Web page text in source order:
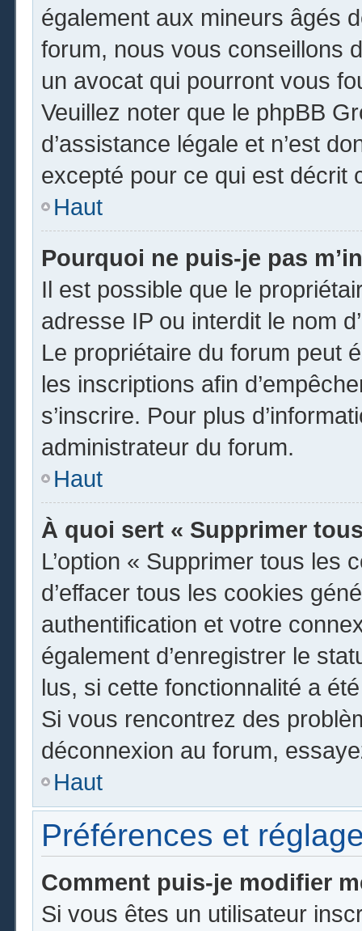
également aux mineurs âgés
forum, nous vous conseillons
un avocat qui pourront vous
Veuillez noter que le phpBB
d’assistance légale et n’est
excepté pour ce qui est décrit
Haut
Pourquoi ne puis-je pas
Il est possible que le
adresse IP ou interdit le nom
Le propriétaire du forum peut
les inscriptions afin
s’inscrire. Pour plus
administrateur du forum.
Haut
À quoi sert « Supprimer
L’option « Supprimer tous les
d’effacer tous les cookies
authentification et votre
également d’enregistrer le
lus, si cette fonctionnalité a
Si vous rencontrez des
déconnexion au forum,
Haut
Préférences et
Comment puis-je modifier
Si vous êtes un utilisateur